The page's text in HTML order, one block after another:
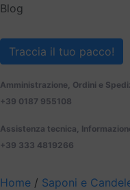
Blog
Traccia il tuo pacco!
Amministrazione, Ordini e
+39 0187 955108
Assistenza tecnica,
+39 333 4819266
Home / Saponi e